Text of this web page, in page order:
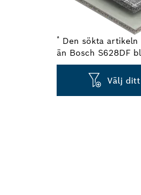
* Den sökta
än Bosch S628DF
Välj